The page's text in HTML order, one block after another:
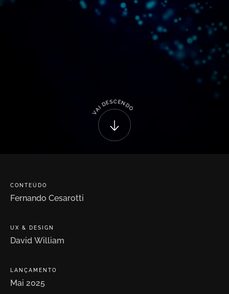
V
A
IDESCENDO
CONTEÚDO
Fernando Cesarotti
UX & DESIGN
David William
LANÇAMENTO
Mai 2025